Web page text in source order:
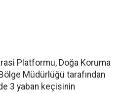
Platformu, Doğa Koruma
Müdürlüğü tarafından
3 yaban keçisinin